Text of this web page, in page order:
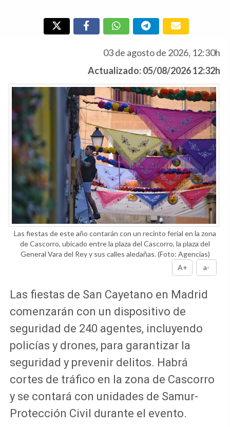
03 de agosto de 2026, 12:30h
Actualizado: 05/08/2026 12:32h
Las fiestas de este año contarán con un recinto ferial en la zona
de Cascorro, ubicado entre la plaza del Cascorro, la plaza del
General Vara del Rey y sus calles aledañas.(Foto: Agencias)
A+
a-
Las fiestas de San Cayetano en Madrid
comenzarán con un dispositivo de
seguridad de 240 agentes, incluyendo
policías y drones, para garantizar la
seguridad y prevenir delitos. Habrá
cortes de tráfico en la zona de Cascorro
y se contará con unidades de Samur-
Protección Civil durante el evento.